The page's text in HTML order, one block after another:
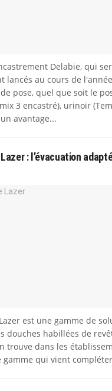
Delabie, qui
lancés au cours de
pose, quel que soit le
3 encastré), urinoir
avantage...
: l’évacuation
est une gamme de
douches habillées de
trouve dans les
gamme qui vient